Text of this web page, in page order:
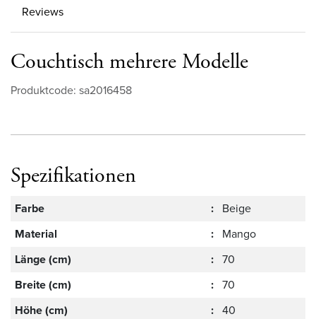
Reviews
Couchtisch mehrere Modelle
Produktcode: sa2016458
Spezifikationen
Farbe : Beige
Material
: Mango
Länge (cm)
: 70
Breite (cm)
: 70
Höhe (cm)
: 40